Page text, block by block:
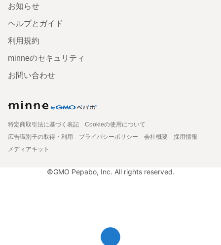
お知らせ
ヘルプとガイド
利用規約
minneのセキュリティ
お問い合わせ
特定商取引法に基づく表記
Cookieの使用について
広告識別子の取得・利用
プライバシーポリシー 会社概要
採用情報
メディアキット
©GMO Pepabo, Inc. All rights reserved.